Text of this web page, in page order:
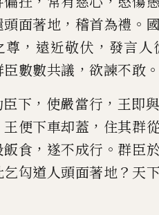
頭面著地 ， 稽首為禮 。
尊 ， 遠近敬伏 ， 發言人
臣數數共議 ， 欲諫不敢 。
下 ， 使嚴當行 ， 王即
王便下車却蓋 ， 住其群從
飯食 ， 遂不成行 。 群臣
乞匃道人頭面著地？ 天